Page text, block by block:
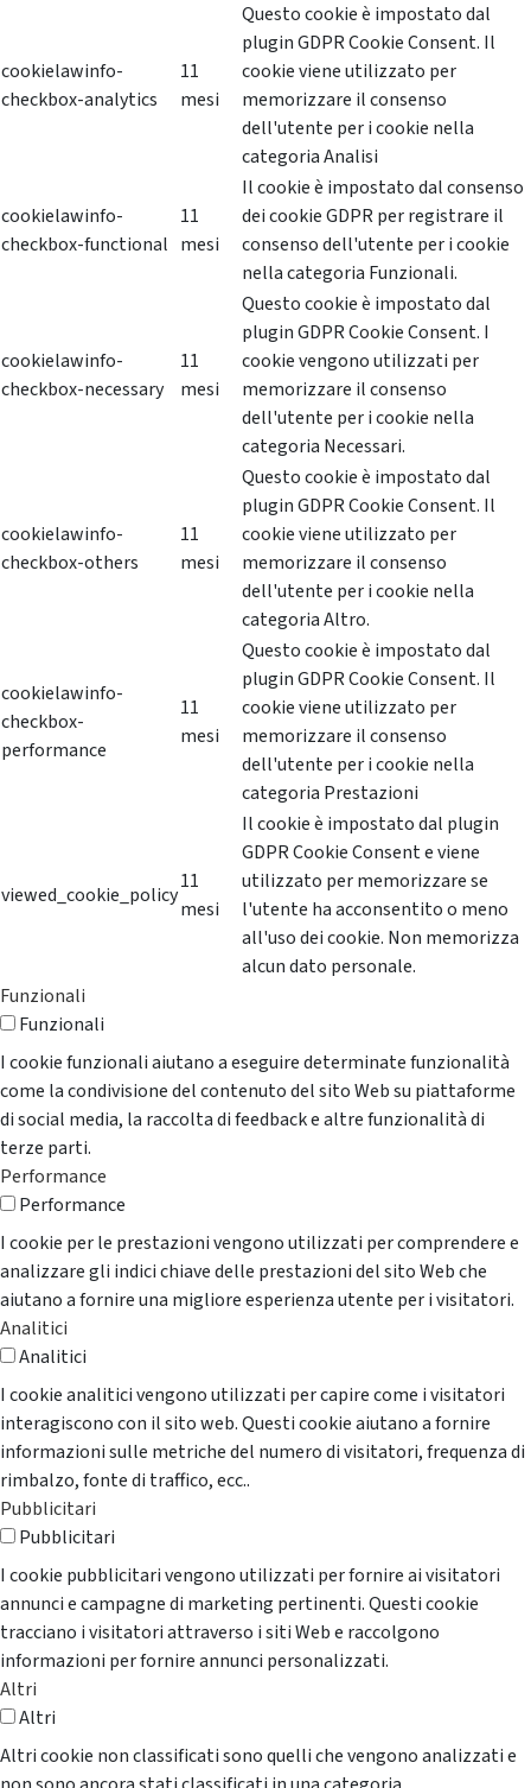
cookielawinfo-
checkbox-analytics
11
mesi
Questo cookie è impostato dal
plugin GDPR Cookie Consent. Il
cookie viene utilizzato per
memorizzare il consenso
dell'utente per i cookie nella
categoria Analisi
cookielawinfo-
checkbox-functional
11
mesi
Il cookie è impostato dal consenso
dei cookie GDPR per registrare il
consenso dell'utente per i cookie
nella categoria Funzionali.
cookielawinfo-
checkbox-necessary
11
mesi
Questo cookie è impostato dal
plugin GDPR Cookie Consent. I
cookie vengono utilizzati per
memorizzare il consenso
dell'utente per i cookie nella
categoria Necessari.
cookielawinfo-
checkbox-others
11
mesi
Questo cookie è impostato dal
plugin GDPR Cookie Consent. Il
cookie viene utilizzato per
memorizzare il consenso
dell'utente per i cookie nella
categoria Altro.
cookielawinfo-
checkbox-
performance
11
mesi
Questo cookie è impostato dal
plugin GDPR Cookie Consent. Il
cookie viene utilizzato per
memorizzare il consenso
dell'utente per i cookie nella
categoria Prestazioni
viewed_cookie_policy
11
mesi
Il cookie è impostato dal plugin
GDPR Cookie Consent e viene
utilizzato per memorizzare se
l'utente ha acconsentito o meno
all'uso dei cookie. Non memorizza
alcun dato personale.
Funzionali
Funzionali
I cookie funzionali aiutano a eseguire determinate funzionalità
come la condivisione del contenuto del sito Web su piattaforme
di social media, la raccolta di feedback e altre funzionalità di
terze parti.
Performance
Performance
I cookie per le prestazioni vengono utilizzati per comprendere e
analizzare gli indici chiave delle prestazioni del sito Web che
aiutano a fornire una migliore esperienza utente per i visitatori.
Analitici
Analitici
I cookie analitici vengono utilizzati per capire come i visitatori
interagiscono con il sito web. Questi cookie aiutano a fornire
informazioni sulle metriche del numero di visitatori, frequenza di
rimbalzo, fonte di traffico, ecc..
Pubblicitari
Pubblicitari
I cookie pubblicitari vengono utilizzati per fornire ai visitatori
annunci e campagne di marketing pertinenti. Questi cookie
tracciano i visitatori attraverso i siti Web e raccolgono
informazioni per fornire annunci personalizzati.
Altri
Altri
Altri cookie non classificati sono quelli che vengono analizzati e